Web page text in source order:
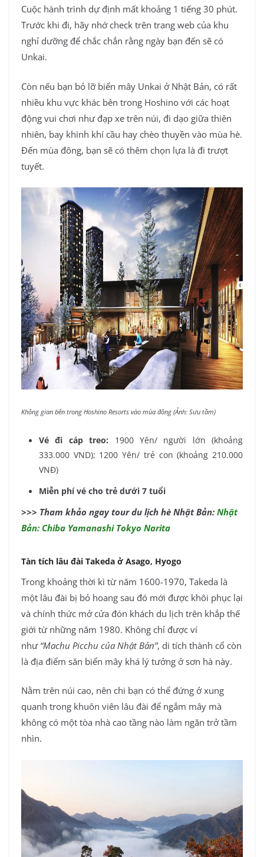
Cuộc hành trình dự định mất khoảng 1 tiếng 30 phút.
Trước khi đi, hãy nhớ check trên trang web của khu
nghỉ dưỡng để chắc chắn rằng ngày bạn đến sẽ có
Unkai.
Còn nếu bạn bỏ lỡ biển mây Unkai ở Nhật Bản, có rất
nhiều khu vực khác bên trong Hoshino với các hoạt
động vui chơi như đạp xe trên núi, đi dạo giữa thiên
nhiên, bay khinh khí cầu hay chèo thuyền vào mùa hè.
Đến mùa đông, bạn sẽ có thêm chọn lựa là đi trượt
tuyết.
Không gian bên trong Hoshino Resorts vào mùa đông (Ảnh: Sưu tầm)
Vé đi cáp treo:
1900 Yên/ người lớn (khoảng
333.000 VND); 1200 Yên/ trẻ con (khoảng 210.000
VNĐ)
Miễn phí vé cho trẻ dưới 7 tuổi
>>> Tham khảo ngay tour du lịch hè Nhật Bản: Nhật
Bản: Chiba Yamanashi Tokyo Narita
Tàn tích lâu đài Takeda ở Asago, Hyogo
Trong khoảng thời kì từ năm 1600-1970, Takeda là
một lâu đài bị bỏ hoang sau đó mới được khôi phục lại
và chính thức mở cửa đón khách du lịch trên khắp thế
giới từ những năm 1980. Không chỉ được ví
như “Machu Picchu của Nhật Bản”, di tích thành cổ còn
là địa điểm săn biển mây khá lý tưởng ở sơn hà này.
Nằm trên núi cao, nên chi bạn có thể đứng ở xung
quanh trong khuôn viên lâu đài để ngắm mây mà
không có một tòa nhà cao tầng nào làm ngăn trở tầm
nhìn.